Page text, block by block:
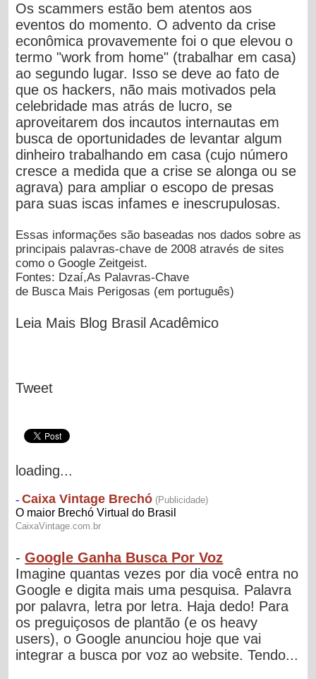
Os scammers estão bem atentos aos
eventos do momento. O advento da crise
econômica provavemente foi o que elevou o
termo "work from home" (trabalhar em casa)
ao segundo lugar. Isso se deve ao fato de
que os hackers, não mais motivados pela
celebridade mas atrás de lucro, se
aproveitarem dos incautos internautas em
busca de oportunidades de levantar algum
dinheiro trabalhando em casa (cujo número
cresce a medida que a crise se alonga ou se
agrava) para ampliar o escopo de presas
para suas iscas infames e inescrupulosas.
Essas informações são baseadas nos dados sobre as
principais palavras-chave de 2008 através de sites
como o Google Zeitgeist.
Fontes: Dzaí,As Palavras-Chave
de Busca Mais Perigosas (em português)
Leia Mais Blog Brasil Acadêmico
Tweet
loading...
-Google Ganha Busca Por Voz
Imagine quantas vezes por dia você entra no
Google e digita mais uma pesquisa. Palavra
por palavra, letra por letra. Haja dedo! Para
os preguiçosos de plantão (e os heavy
users), o Google anunciou hoje que vai
integrar a busca por voz ao website. Tendo...